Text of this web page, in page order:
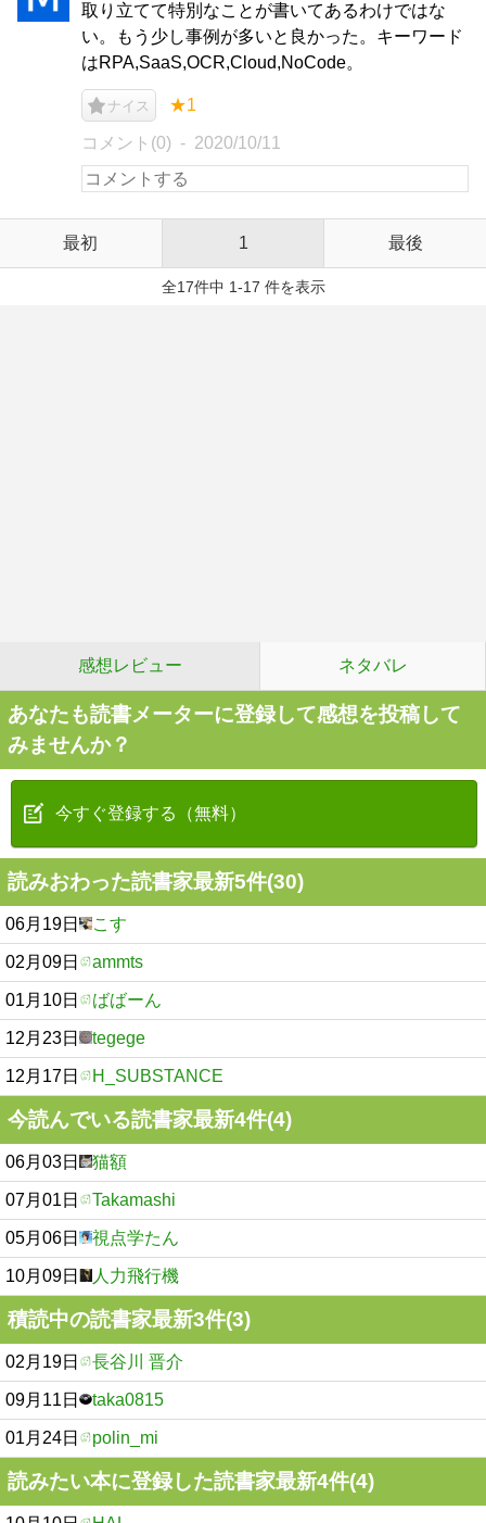
取り立てて特別なことが書いてあるわけではな
い。もう少し事例が多いと良かった。キーワード
はRPA,SaaS,OCR,Cloud,NoCode。
ナイス ★1
コメント(0) 2020/10/11
最初 1 最後
全17件中 1-17 件を表示
感想レビュー ネタバレ
あなたも読書メーターに登録して感想を投稿して
みませんか？
今すぐ登録する（無料）
読みおわった読書家最新5件(30)
06月19日 こす
02月09日 ammts
01月10日 ばばーん
12月23日 tegege
12月17日 H_SUBSTANCE
今読んでいる読書家最新4件(4)
06月03日 猫額
07月01日 Takamashi
05月06日 視点学たん
10月09日 人力飛行機
積読中の読書家最新3件(3)
02月19日 長谷川 晋介
09月11日 taka0815
01月24日 polin_mi
読みたい本に登録した読書家最新4件(4)